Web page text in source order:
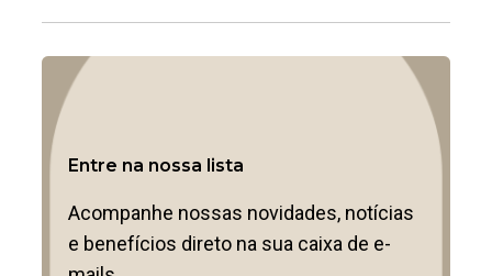
Entre na nossa lista
Acompanhe nossas novidades, notícias
e benefícios direto na sua caixa de e-